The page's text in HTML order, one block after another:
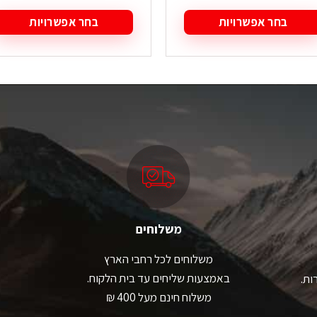
בחר אפשרויות
המקורי
היה:
₪ 199.90.
₪ 149.90.
בחר אפשרויות
למוצר
זה
את
האפשרויות
בעמוד
משלוחים
משלוחים לכל רחבי הארץ
באמצעות שליחים עד בית הלקוח.
משלוח חינם מעל 400 ₪